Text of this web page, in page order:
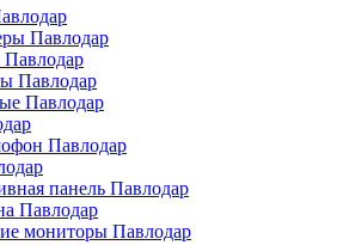
Павлодар
Павлодар
Павлодар
Павлодар
панель Павлодар
Павлодар
мониторы Павлодар